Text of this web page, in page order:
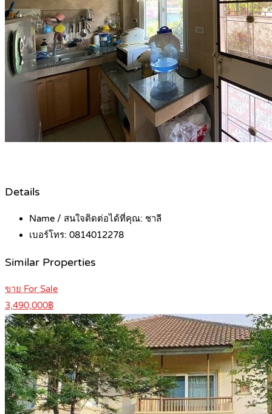
Details
Name / สนใจติดต่อได้ที่คุณ: ชาลี
เบอร์โทร: 0814012278
Similar Properties
ขาย For Sale
3,490,000฿